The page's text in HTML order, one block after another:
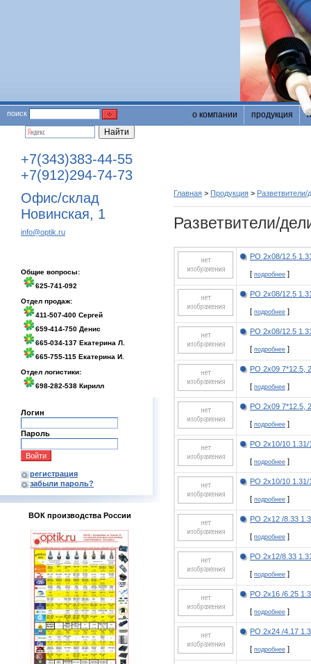
поиск о компании продукция
+7(343)383-44-55
+7(912)294-74-73
Офис/склад
Новинская, 1
info@optik.ru
Общие вопросы:
625-741-092
Отдел продаж:
411-507-400 Сергей
659-414-750 Денис
665-034-137 Екатерина Л.
665-755-115 Екатерина И.
Отдел логистики:
698-282-538 Кирилл
Логин
Пароль
регистрация
забыли пароль?
ВОК производства России
Главная > Продукция > Разветвители/
Разветвители/
РО 2х08/12.5
[ подробнее ]
РО 2х08/12.5
[ подробнее ]
РО 2х08/12.5
[ подробнее ]
РО 2х09 7*12.5,
[ подробнее ]
РО 2х09 7*12.5,
[ подробнее ]
РО 2х10/10
[ подробнее ]
РО 2х10/10
[ подробнее ]
РО 2х12 /8.33
[ подробнее ]
РО 2х12/8.33
[ подробнее ]
РО 2х16 /6.25
[ подробнее ]
РО 2х24 /4.17
[ подробнее ]